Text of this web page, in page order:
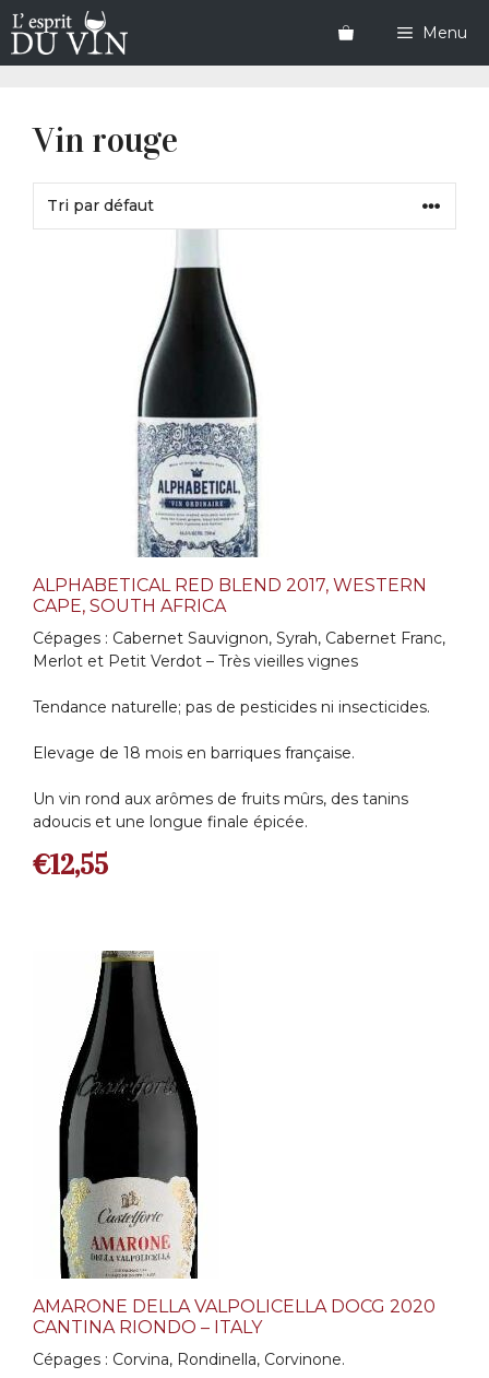
Aller
au
contenu
Menu
Vin rouge
ALPHABETICAL RED BLEND 2017, WESTERN
CAPE, SOUTH AFRICA
Cépages : Cabernet Sauvignon, Syrah, Cabernet Franc,
Merlot et Petit Verdot – Très vieilles vignes
Tendance naturelle; pas de pesticides ni insecticides.
Elevage de 18 mois en barriques française.
Un vin rond aux arômes de fruits mûrs, des tanins
adoucis et une longue finale épicée.
€12,55
AMARONE DELLA VALPOLICELLA DOCG 2020
CANTINA RIONDO – ITALY
Cépages : Corvina, Rondinella, Corvinone.